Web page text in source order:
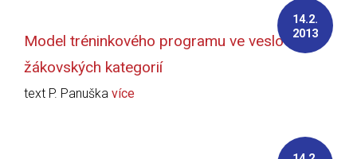
14.2.
2013
Model tréninkového programu ve veslování
žákovských kategorií
text P. Panuška více